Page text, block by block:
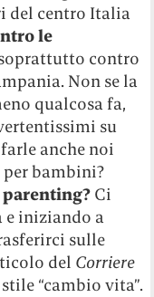
del centro Italia
le
contro
Non se la
qualcosa fa,
su
anche noi
per bambini?
parenting? Ci
iniziando a
sulle
del Corriere
“cambio vita”.